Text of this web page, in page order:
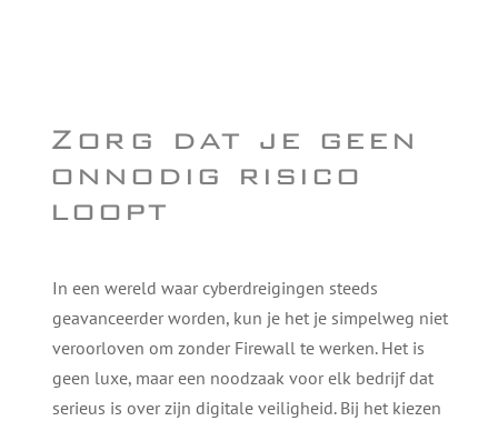
Zorg dat je geen
onnodig risico
loopt
In een wereld waar cyberdreigingen steeds
geavanceerder worden, kun je het je simpelweg niet
veroorloven om zonder Firewall te werken. Het is
geen luxe, maar een noodzaak voor elk bedrijf dat
serieus is over zijn digitale veiligheid. Bij het kiezen